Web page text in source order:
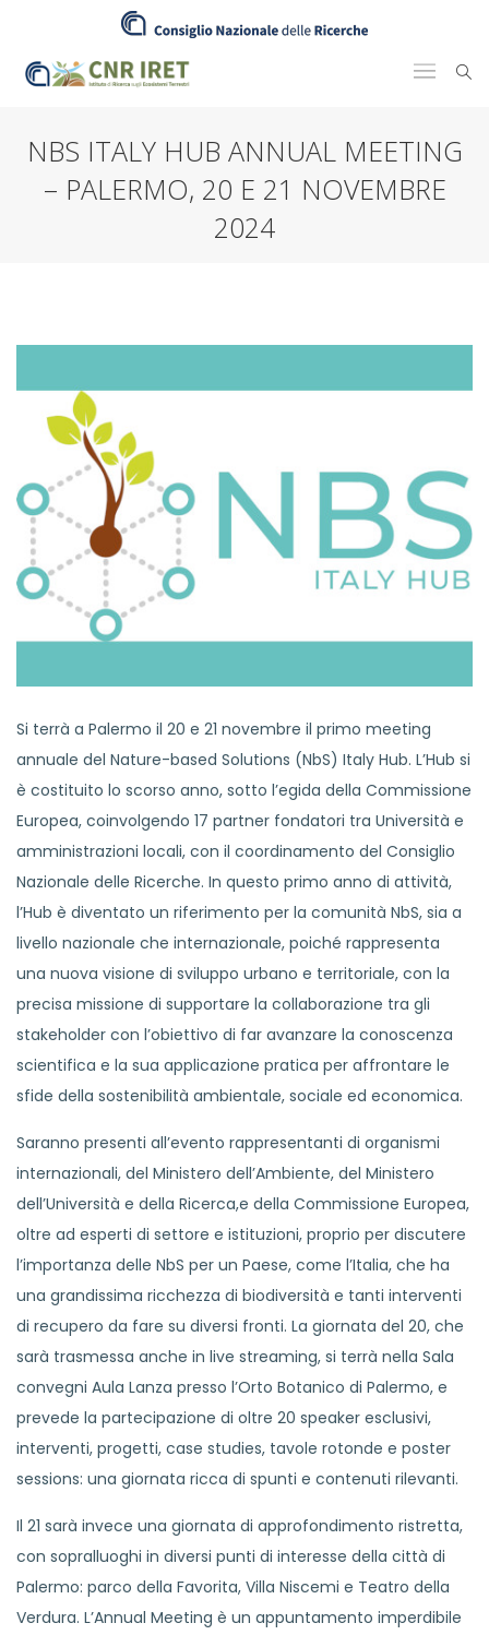
NBS ITALY HUB ANNUAL MEETING
– PALERMO, 20 E 21 NOVEMBRE
2024
Si terrà a Palermo il 20 e 21 novembre il primo meeting
annuale del Nature-based Solutions (NbS) Italy Hub. L’Hub si
è costituito lo scorso anno, sotto l’egida della Commissione
Europea, coinvolgendo 17 partner fondatori tra Università e
amministrazioni locali, con il coordinamento del Consiglio
Nazionale delle Ricerche. In questo primo anno di attività,
l’Hub è diventato un riferimento per la comunità NbS, sia a
livello nazionale che internazionale, poiché rappresenta
una nuova visione di sviluppo urbano e territoriale, con la
precisa missione di supportare la collaborazione tra gli
stakeholder con l’obiettivo di far avanzare la conoscenza
scientifica e la sua applicazione pratica per affrontare le
sfide della sostenibilità ambientale, sociale ed economica.
Saranno presenti all’evento rappresentanti di organismi
internazionali, del Ministero dell’Ambiente, del Ministero
dell’Università e della Ricerca,e della Commissione Europea,
oltre ad esperti di settore e istituzioni, proprio per discutere
l’importanza delle NbS per un Paese, come l’Italia, che ha
una grandissima ricchezza di biodiversità e tanti interventi
di recupero da fare su diversi fronti. La giornata del 20, che
sarà trasmessa anche in live streaming, si terrà nella Sala
convegni Aula Lanza presso l’Orto Botanico di Palermo, e
prevede la partecipazione di oltre 20 speaker esclusivi,
interventi, progetti, case studies, tavole rotonde e poster
sessions: una giornata ricca di spunti e contenuti rilevanti.
Il 21 sarà invece una giornata di approfondimento ristretta,
con sopralluoghi in diversi punti di interesse della città di
Palermo: parco della Favorita, Villa Niscemi e Teatro della
Verdura. L’Annual Meeting è un appuntamento imperdibile